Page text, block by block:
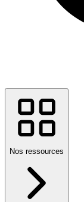
Nos ressources